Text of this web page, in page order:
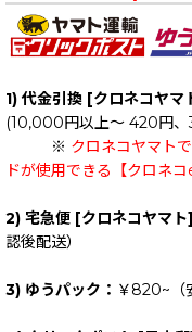
1) 代金引換 [クロネコヤマ
(10,000円以上～ 420円
※ クロネコヤマト
ドが使用できる【クロネ
2) 宅急便 [クロネコヤマト]
認後配送）
3) ゆうパック： ￥820~（